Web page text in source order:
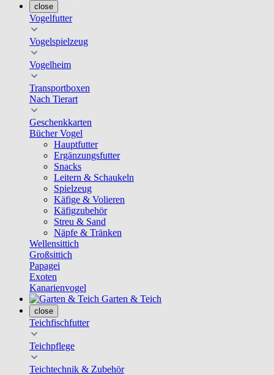
close
Vogelfutter
Vogelspielzeug
Vogelheim
Transportboxen
Nach Tierart
Geschenkkarten
Bücher Vogel
Hauptfutter
Ergänzungsfutter
Snacks
Leitern & Schaukeln
Spielzeug
Käfige & Volieren
Käfigzubehör
Streu & Sand
Näpfe & Tränken
Wellensittich
Großsittich
Papagei
Exoten
Kanarienvogel
Garten & Teich
close
Teichfischfutter
Teichpflege
Teichtechnik & Zubehör